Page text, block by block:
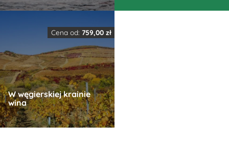
na
na
wiele
wariantów.
Opcje
można
wybrać
na
W węgierskiej krainie
wina
Cena od: 759,00 zł